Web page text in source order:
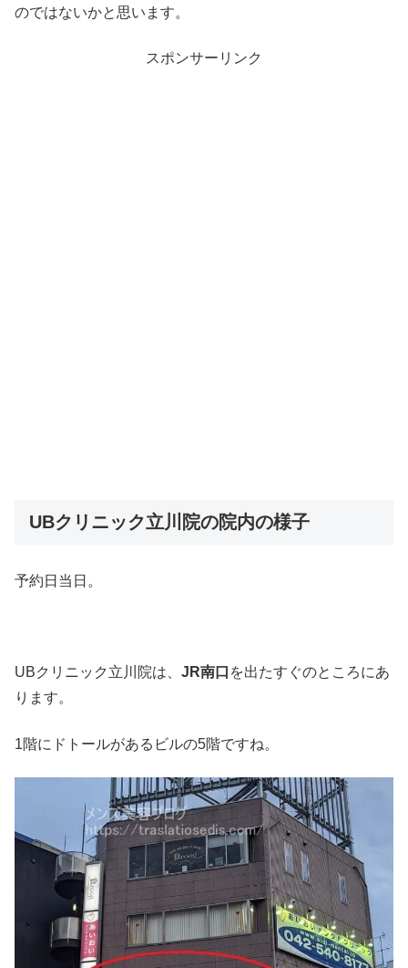
のではないかと思います。
スポンサーリンク
UBクリニック立川院の院内の様子
予約日当日。
UBクリニック立川院は、 JR南口 を出たすぐのところにあ
ります。
1階にドトールがあるビルの5階ですね。